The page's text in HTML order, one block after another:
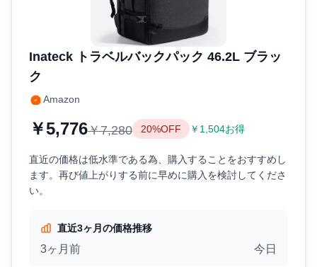
Inateck トラベルバックパック 46.2L ブラッ
ク
Amazon
￥5,776￥7,280 20%OFF ￥1,504お得
直近の価格は低水準である為、購入することをおすすめし
ます。再び値上がりする前に早めに購入を検討してくださ
い。
直近3ヶ月の価格推移
3ヶ月前 今日